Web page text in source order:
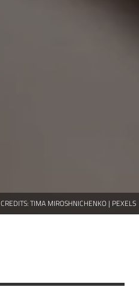
CREDITS:TIMA MIROSHNICHENKO | PEXELS